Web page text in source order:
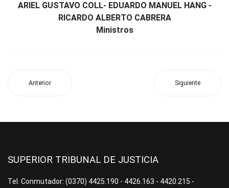
ARIEL GUSTAVO COLL- EDUARDO MANUEL HANG -
RICARDO ALBERTO CABRERA
Ministros
Anterior Siguiente
SUPERIOR TRIBUNAL DE JUSTICIA
Tel. Conmutador: (0370) 4425.190 - 4426.163 - 4420.215 -